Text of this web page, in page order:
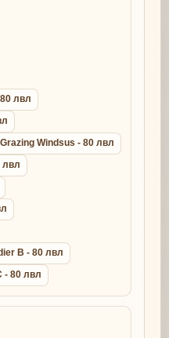
лвл
Grazing Windsus - 80 лвл
лвл
B - 80 лвл
- 80 лвл